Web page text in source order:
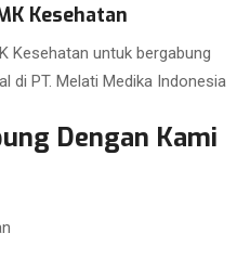
Kesehatan
Kesehatan untuk bergabung
di PT. Melati Medika Indonesia
Dengan Kami